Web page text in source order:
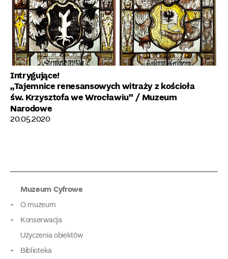
Intrygujące!
„Tajemnice renesansowych witraży z kościoła
św. Krzysztofa we Wrocławiu” / Muzeum
Narodowe
20.05.2020
Muzeum Cyfrowe
O muzeum
Konserwacja
Użyczenia obiektów
Biblioteka